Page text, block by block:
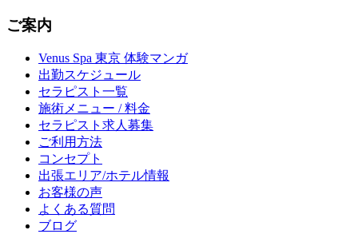
ご案内
Venus Spa 東京 体験マンガ
出勤スケジュール
セラピスト一覧
施術メニュー / 料金
セラピスト求人募集
ご利用方法
コンセプト
出張エリア/ホテル情報
お客様の声
よくある質問
ブログ